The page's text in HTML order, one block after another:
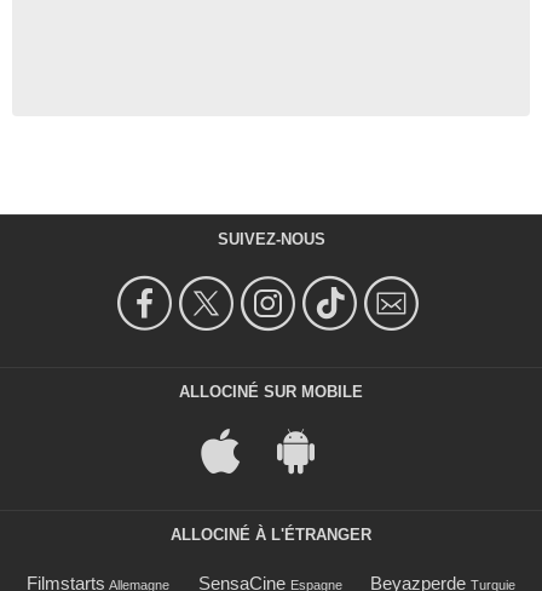
SUIVEZ-NOUS
ALLOCINÉ SUR MOBILE
ALLOCINÉ À L'ÉTRANGER
Filmstarts Allemagne SensaCine Espagne Beyazperde Turquie